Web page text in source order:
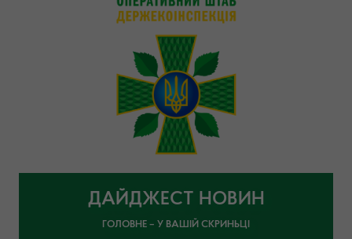
ДАЙДЖЕСТ НОВИН
ГОЛОВНЕ – У ВАШІЙ СКРИНЬЦІ